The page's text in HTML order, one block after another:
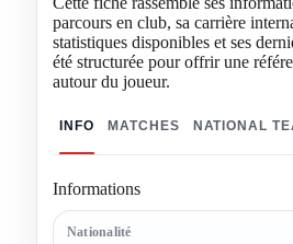
parcours en club, sa carrière
statistiques disponibles et ses
été structurée pour offrir une
autour du joueur.
INFO MATCHES NATIONAL
Informations
Nationalité